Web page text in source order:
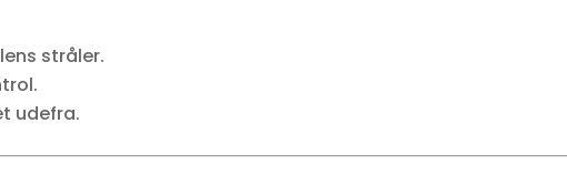
stråler.
udefra.